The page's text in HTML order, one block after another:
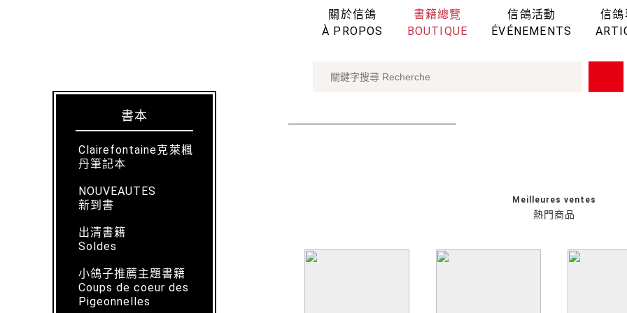
關於信鴿
À PROPOS
書籍總覽
BOUTIQUE
信鴿活動
ÉVÉNEMENTS
信鴿
書本
Clairefontaine克萊楓
丹筆記本
NOUVEAUTES
新到書
出清書籍
Soldes
小鴿子推薦主題書籍
Coups de coeur des
Pigeonnelles
熱門商品
Meilleures ventes